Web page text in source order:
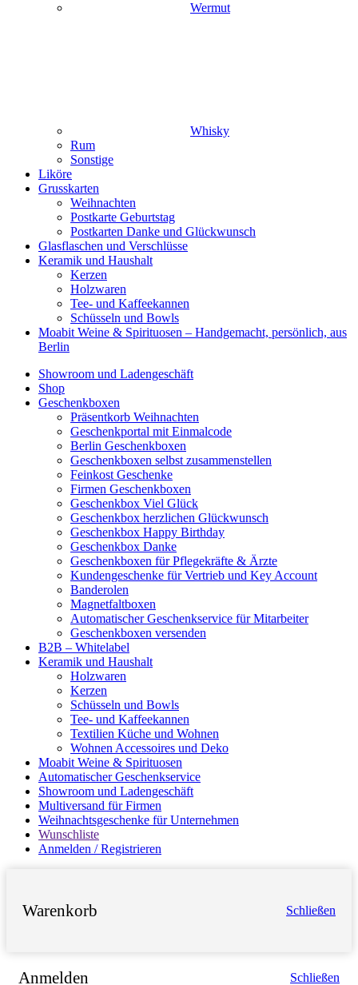
Wermut
Whisky
Rum
Sonstige
Liköre
Grusskarten
Weihnachten
Postkarte Geburtstag
Postkarten Danke und Glückwunsch
Glasflaschen und Verschlüsse
Keramik und Haushalt
Kerzen
Holzwaren
Tee- und Kaffeekannen
Schüsseln und Bowls
Moabit Weine & Spirituosen – Handgemacht, persönlich, aus
Berlin
Showroom und Ladengeschäft
Shop
Geschenkboxen
Präsentkorb Weihnachten
Geschenkportal mit Einmalcode
Berlin Geschenkboxen
Geschenkboxen selbst zusammenstellen
Feinkost Geschenke
Firmen Geschenkboxen
Geschenkbox Viel Glück
Geschenkbox herzlichen Glückwunsch
Geschenkbox Happy Birthday
Geschenkbox Danke
Geschenkboxen für Pflegekräfte & Ärzte
Kundengeschenke für Vertrieb und Key Account
Banderolen
Magnetfaltboxen
Automatischer Geschenkservice für Mitarbeiter
Geschenkboxen versenden
B2B – Whitelabel
Keramik und Haushalt
Holzwaren
Kerzen
Schüsseln und Bowls
Tee- und Kaffeekannen
Textilien Küche und Wohnen
Wohnen Accessoires und Deko
Moabit Weine & Spirituosen
Automatischer Geschenkservice
Showroom und Ladengeschäft
Multiversand für Firmen
Weihnachtsgeschenke für Unternehmen
Wunschliste
Anmelden / Registrieren
Warenkorb Schließen
Anmelden Schließen